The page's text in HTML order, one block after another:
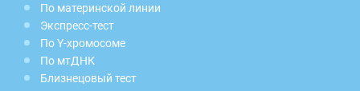
По материнской линии
Экспресс-тест
По Y-хромосоме
По мтДНК
Близнецовый тест